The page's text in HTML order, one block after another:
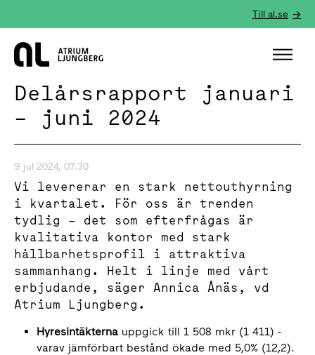
Till al.se
Hem
Delårsrapport januari
– juni 2024
9 jul 2024, 07:30
Vi levererar en stark nettouthyrning
i kvartalet. För oss är trenden
tydlig – det som efterfrågas är
kvalitativa kontor med stark
hållbarhetsprofil i attraktiva
sammanhang. Helt i linje med vårt
erbjudande, säger Annica Ånäs, vd
Atrium Ljungberg.
Hyresintäkterna uppgick till 1 508 mkr (1 411) -
varav jämförbart bestånd ökade med 5,0% (12,2).